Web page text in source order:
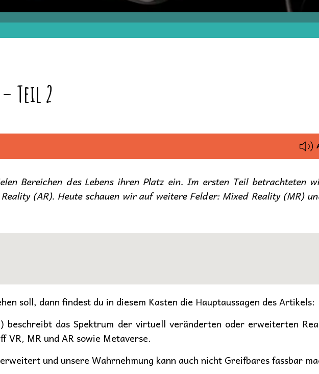
Teil 2
Bereichen des Lebens ihren Platz ein. Im ersten Teil betrachteten
(AR). Heute schauen wir auf weitere Felder: Mixed Reality (MR)
soll, dann findest du in diesem Kasten die Hauptaussagen des Artikels:
beschreibt das Spektrum der virtuell veränderten oder erweiterten
VR, MR und AR sowie Metaverse.
und unsere Wahrnehmung kann auch nicht Greifbares fassbar